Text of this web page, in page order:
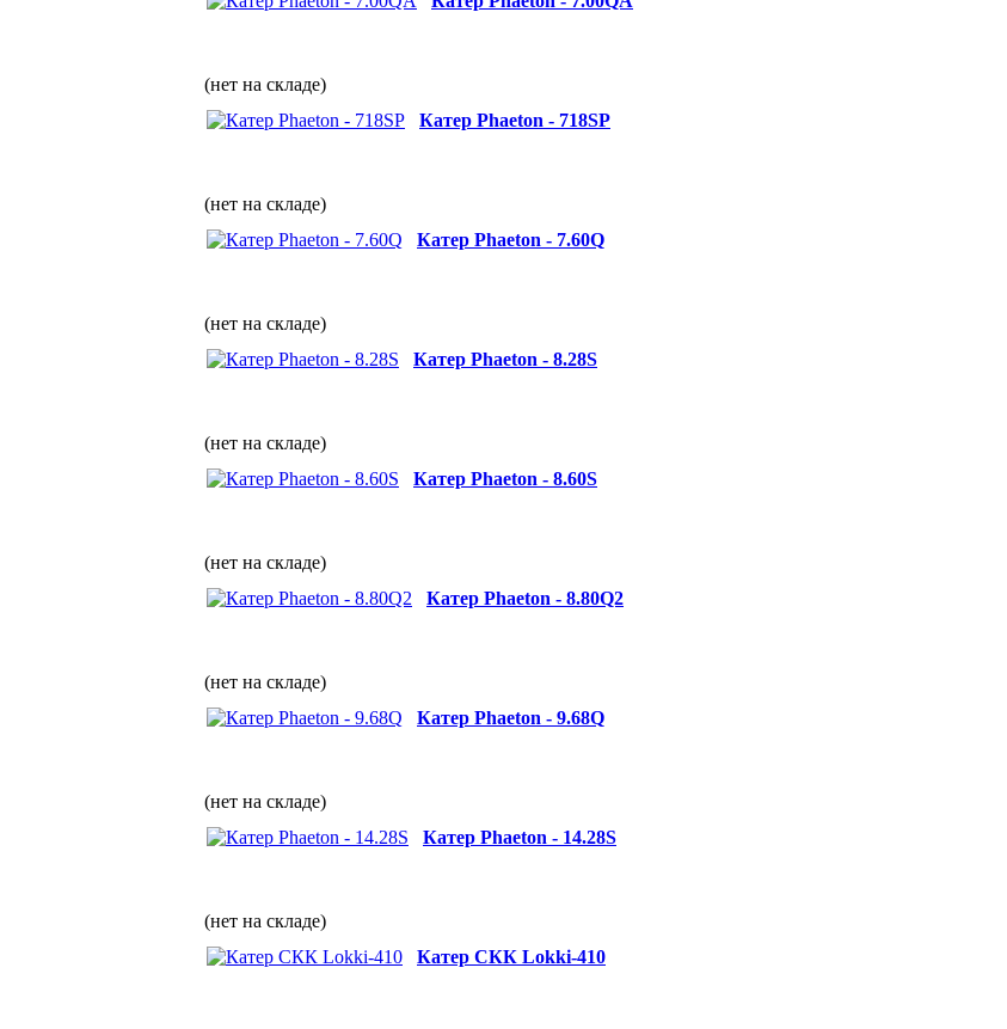
(нет на складе)
Катер Phaeton - 718SP
(нет на складе)
Катер Phaeton - 7.60Q
(нет на складе)
Катер Phaeton - 8.28S
(нет на складе)
Катер Phaeton - 8.60S
(нет на складе)
Катер Phaeton - 8.80Q2
(нет на складе)
Катер Phaeton - 9.68Q
(нет на складе)
Катер Phaeton - 14.28S
(нет на складе)
Катер СКК Lokki-410